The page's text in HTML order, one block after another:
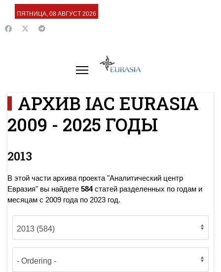
ПЯТНИЦА, 08 АВГУСТ 2026
АРХИВ IAC EURASIA
2009 - 2025 ГОДЫ
2013
В этой части архива проекта "Аналитический центр
Евразия" вы найдете 584статей разделенных по годам и
месяцам с 2009 года по 2023 год.